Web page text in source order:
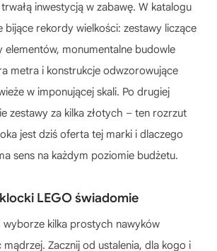
inwestycją w zabawę. W katalogu
bijące rekordy wielkości: zestawy liczące
elementów, monumentalne budowle
metra i konstrukcje odwzorowujące
w imponującej skali. Po drugiej
zestawy za kilka złotych – ten rozrzut
jest dziś oferta tej marki i dlaczego
sens na każdym poziomie budżetu.
LEGO świadomie
wyborze kilka prostych nawyków
Zacznij od ustalenia, dla kogo i